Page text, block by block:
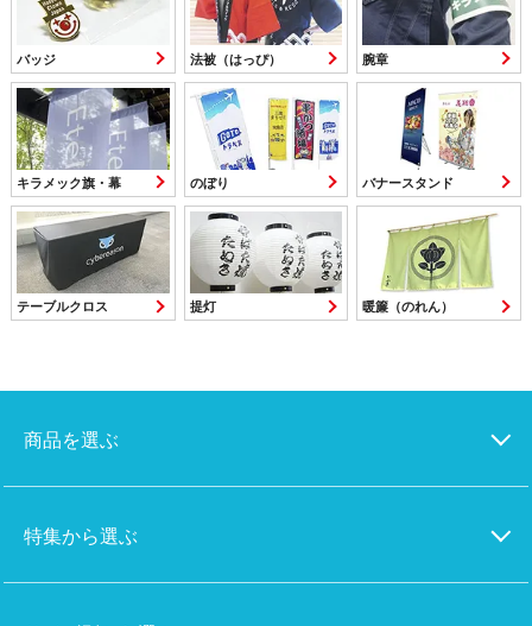
バッジ 法被（はっぴ） 腕章
キラメック旗・幕 のぼり バナースタンド
テーブルクロス 提灯 暖簾（のれん）
商品を選ぶ
特集から選ぶ